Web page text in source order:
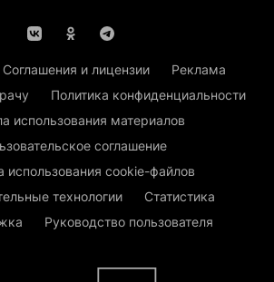
Соглашения и лицензии
Реклама
Политика конфиденциальности
использования материалов
соглашение
использования cookie-файлов
технологии
Статистика
Руководство пользователя